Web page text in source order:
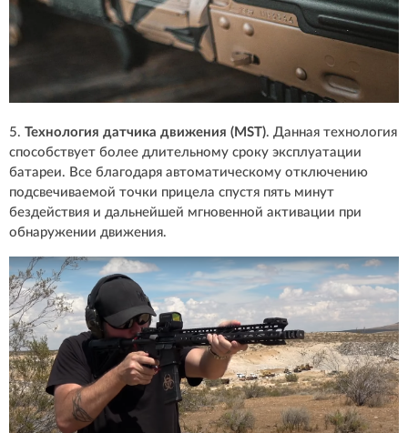
5. Технология датчика движения (MST). Данная технология
способствует более длительному сроку эксплуатации
батареи. Все благодаря автоматическому отключению
подсвечиваемой точки прицела спустя пять минут
бездействия и дальнейшей мгновенной активации при
обнаружении движения.